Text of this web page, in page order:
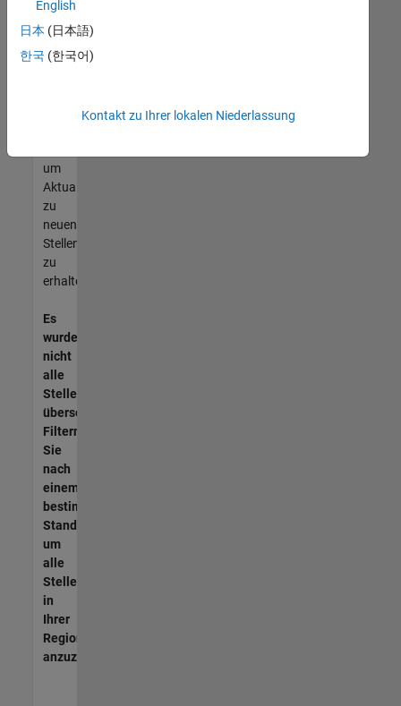
entsprechen,
werden
unseres
um
Aktualisierungen
zu
neuen
Stellenangeboten
zu
erhalten.
Es
wurden
nicht
alle
Stellen
übersetzt.
Filtern
Sie
nach
einem
bestimmten
Standort,
um
alle
Stellenangebote
in
Ihrer
Region
anzuzeigen.
English
日本 (日本語)
한국 (한국어)
Kontakt zu Ihrer lokalen Niederlassung